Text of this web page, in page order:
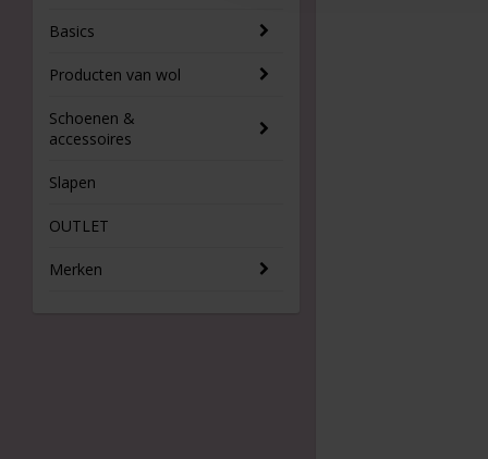
Basics
Producten van wol
Schoenen &
accessoires
Slapen
OUTLET
Merken